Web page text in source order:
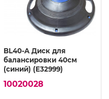
BL40-A Диск для
балансировки 40см
(синий) (E32999)
10020028